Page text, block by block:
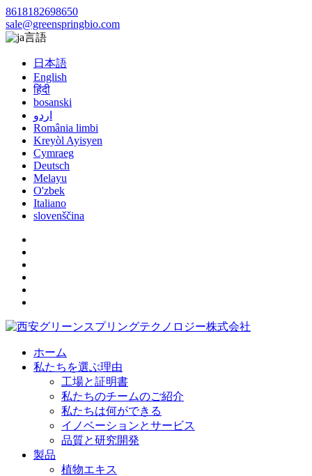
8618182698650
sale@greenspringbio.com
言語
日本語
English
हिंदी
bosanski
اردو
România limbi
Kreyòl Ayisyen
Cymraeg
Deutsch
Melayu
O'zbek
Italiano
slovenščina
ホーム
私たちを選ぶ理由
工場と証明書
私たちのチームのご紹介
私たちは何ができる
イノベーションとサービス
品質と研究開発
製品
植物エキス